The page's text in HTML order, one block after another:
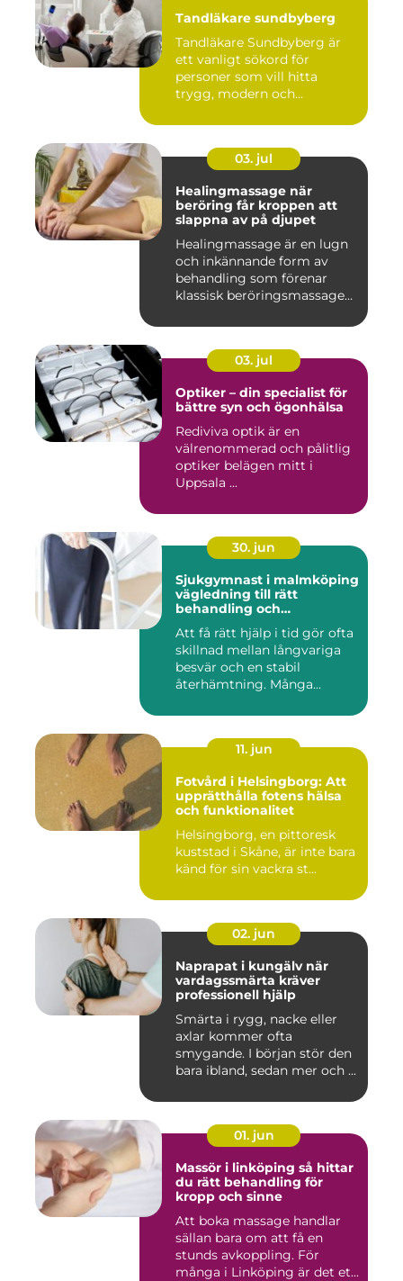
Tandläkare sundbyberg
Tandläkare Sundbyberg är
ett vanligt sökord för
personer som vill hitta
trygg, modern och
03. jul
Healingmassage när
beröring får kroppen att
slappna av på djupet
Healingmassage är en lugn
och inkännande form av
behandling som förenar
klassisk beröringsmassage
03. jul
Optiker – din specialist för
bättre syn och ögonhälsa
Rediviva optik är en
välrenommerad och pålitlig
optiker belägen mitt i
Uppsala ...
30. jun
Sjukgymnast i malmköping
vägledning till rätt
behandling och
Att få rätt hjälp i tid gör ofta
skillnad mellan långvariga
besvär och en stabil
återhämtning. Många...
11. jun
Fotvård i Helsingborg: Att
upprätthålla fotens hälsa
och funktionalitet
Helsingborg, en pittoresk
kuststad i Skåne, är inte bara
känd för sin vackra st...
02. jun
Naprapat i kungälv när
vardagssmärta kräver
professionell hjälp
Smärta i rygg, nacke eller
axlar kommer ofta
smygande. I början stör den
bara ibland, sedan mer och ...
01. jun
Massör i linköping så hittar
du rätt behandling för
kropp och sinne
Att boka massage handlar
sällan bara om att få en
stunds avkoppling. För
många i Linköping är det et...